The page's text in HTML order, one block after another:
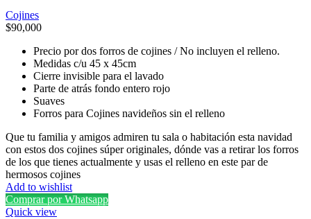
Cojines
$90,000
Precio por dos forros de cojines / No incluyen el relleno.
Medidas c/u 45 x 45cm
Cierre invisible para el lavado
Parte de atrás fondo entero rojo
Suaves
Forros para Cojines navideños sin el relleno
Que tu familia y amigos admiren tu sala o habitación esta navidad
con estos dos cojines súper originales, dónde vas a retirar los forros
de los que tienes actualmente y usas el relleno en este par de
hermosos cojines
Add to wishlist
Comprar por Whatsapp
Quick view